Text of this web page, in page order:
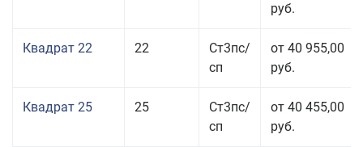
руб.
Квадрат 22 22
Ст3пс/
сп
от 40 955,00
руб.
Квадрат 25 25
Ст3пс/
сп
от 40 455,00
руб.